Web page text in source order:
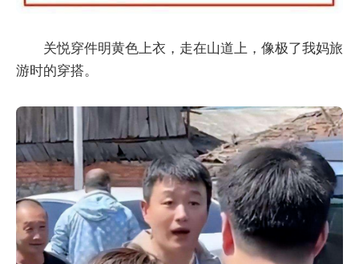
关悦穿件明黄色上衣，走在山道上，像极了我妈旅
游时的穿搭。